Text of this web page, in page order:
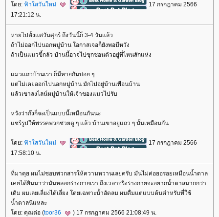
ดย: ฟ้าใสวันใหม่
17 กรกฎาคม 2566
17:21:12 น.
หายไปตั้งแต่วันศุกร์ ถึงวันนี้ก็ 3-4 วันแล้ว
ถ้าไม่ออกไปนอกหมู่บ้าน โอกาสเจอก็ยังพอมีหวัง
ถ้าเป็นแมวขี้กลัว ป่านนี้อาจไปซุกซ่อนตัวอยู่ที่ไหนสักแห่ง
มวแถวบ้านเรา ก็มีหายกันบ่อย ๆ
ต่ไม่เคยออกไปนอกหมู่บ้าน มักไปอยู่บ้านเพื่อนบ้าน
ล้วเขาลงไลน์หมู่บ้านให้เจ้าของแมวไปรับ
หวังว่าก๊งก็จะเป็นแบบนี้เหมือนกันนะ
ชร์รูปให้พรรคพวกช่วยดู ๆ แล้ว บ้านเขาอยู่แถว ๆ นั้นเหมือนกัน
ดย: ฟ้าใสวันใหม่
17 กรกฎาคม 2566
17:58:10 น.
ที่มาคุย ผมไม่ชอบพวกสารให้ความหวานเลยครับ มันไม่ค่อยอร่อยเหมือนน้ำตาล
เคยได้ยินมาว่ามันหลอกร่างกายเรา ถึงเวลาจริงร่างกายจะอยากน้ำตาลมากกว่า
เดิม ผมเลยเลี่ยงได้เลี่ยง โดยเฉพาะน้ำอัดลม ผมดื่มแต่แบบต้นตำหรับที่ใช้
น้ำตาลนี่แหละ
ดย: คุณต่อ (toor36 ) 17 กรกฎาคม 2566 21:08:49 น.